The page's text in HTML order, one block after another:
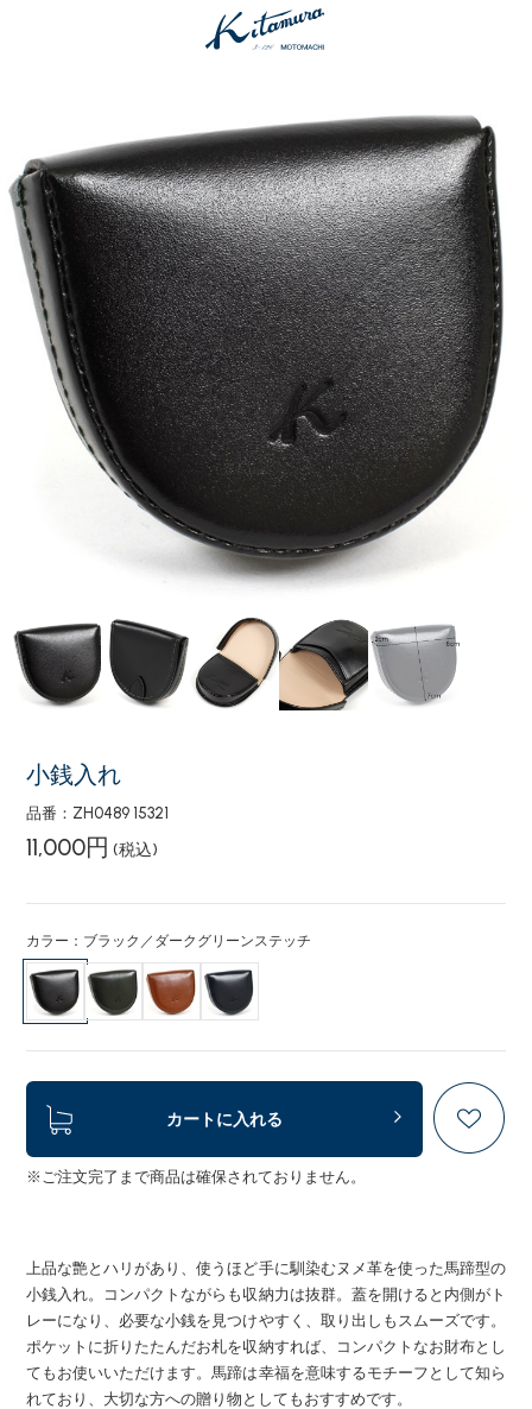
小銭入れ
品番：ZH0489 15321
11,000円 (税込)
カラー：ブラック／ダークグリーンステッチ
カートに入れる
※ご注文完了まで商品は確保されておりません。
上品な艶とハリがあり、使うほど手に馴染むヌメ革を使った馬蹄型の
小銭入れ。コンパクトながらも収納力は抜群。蓋を開けると内側がト
レーになり、必要な小銭を見つけやすく、取り出しもスムーズです。
ポケットに折りたたんだお札を収納すれば、コンパクトなお財布とし
てもお使いいただけます。馬蹄は幸福を意味するモチーフとして知ら
れており、大切な方への贈り物としてもおすすめです。